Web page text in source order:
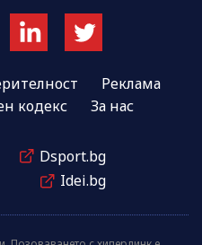
Реклама
кодекс За нас
Dsport.bg
Idei.bg